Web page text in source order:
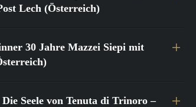
Lech (Österreich)
30 Jahre Mazzei Siepi mit
Seele von Tenuta di Trinoro –